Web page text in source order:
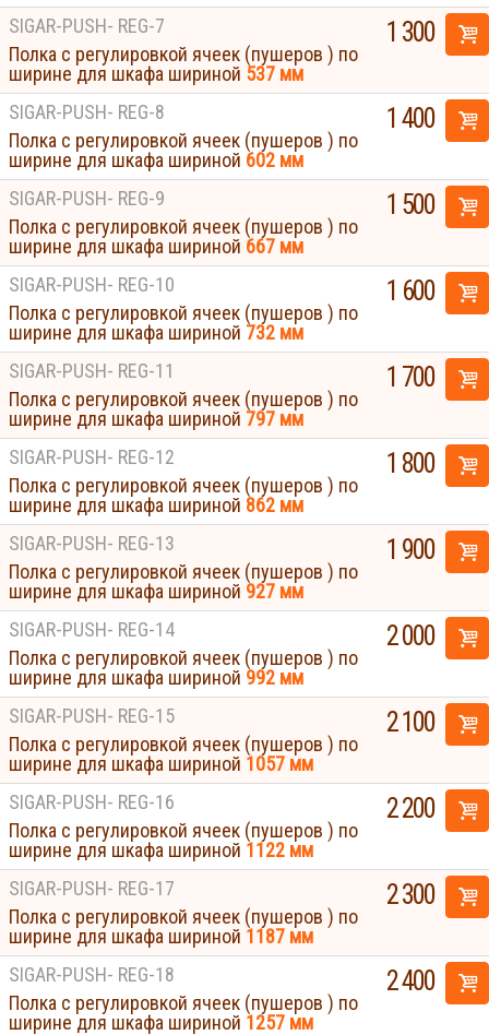
SIGAR-PUSH- REG-7
Полка с регулировкой ячеек (пушеров ) по
ширине для шкафа шириной 537 мм
1 300
SIGAR-PUSH- REG-8
Полка с регулировкой ячеек (пушеров ) по
ширине для шкафа шириной 602 мм
1 400
SIGAR-PUSH- REG-9
Полка с регулировкой ячеек (пушеров ) по
ширине для шкафа шириной 667 мм
1 500
SIGAR-PUSH- REG-10
Полка с регулировкой ячеек (пушеров ) по
ширине для шкафа шириной 732 мм
1 600
SIGAR-PUSH- REG-11
Полка с регулировкой ячеек (пушеров ) по
ширине для шкафа шириной 797 мм
1 700
SIGAR-PUSH- REG-12
Полка с регулировкой ячеек (пушеров ) по
ширине для шкафа шириной 862 мм
1 800
SIGAR-PUSH- REG-13
Полка с регулировкой ячеек (пушеров ) по
ширине для шкафа шириной 927 мм
1 900
SIGAR-PUSH- REG-14
Полка с регулировкой ячеек (пушеров ) по
ширине для шкафа шириной 992 мм
2 000
SIGAR-PUSH- REG-15
Полка с регулировкой ячеек (пушеров ) по
ширине для шкафа шириной 1057 мм
2 100
SIGAR-PUSH- REG-16
Полка с регулировкой ячеек (пушеров ) по
ширине для шкафа шириной 1122 мм
2 200
SIGAR-PUSH- REG-17
Полка с регулировкой ячеек (пушеров ) по
ширине для шкафа шириной 1187 мм
2 300
SIGAR-PUSH- REG-18
Полка с регулировкой ячеек (пушеров ) по
ширине для шкафа шириной 1257 мм
2 400